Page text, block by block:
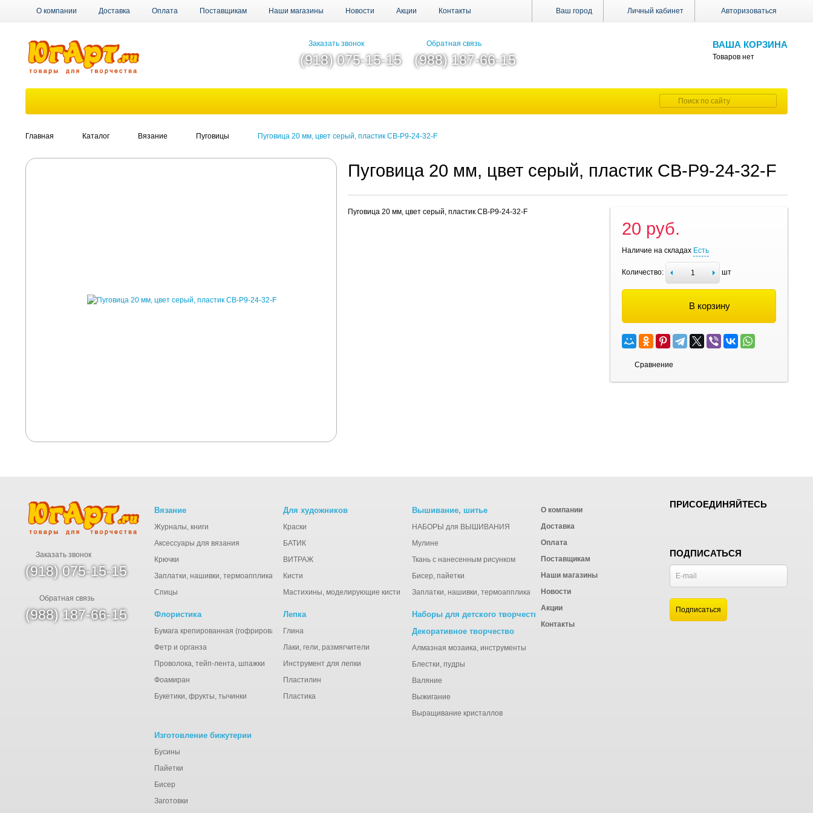
Ваш город Личный кабинет Авторизоваться
О компании Доставка Оплата Поставщикам Наши магазины Новости Акции Контакты
ВАША КОРЗИНА
Товаров нет
Заказать звонок
(918) 075-15-15
Обратная связь
(988) 187-66-15
Главная Каталог Вязание Пуговицы Пуговица 20 мм, цвет серый, пластик CB-P9-24-32-F
Пуговица 20 мм, цвет серый, пластик CB-P9-24-32-F
Пуговица 20 мм, цвет серый, пластик CB-P9-24-32-F
20 руб.
Наличие на складах Есть
Количество: шт
В корзину
Сравнение
Заказать звонок
(918) 075-15-15
Обратная связь
(988) 187-66-15
Вязание
Журналы, книги
Аксессуары для вязания
Крючки
Заплатки, нашивки, термоаппликации
Спицы
Для художников
Краски
БАТИК
ВИТРАЖ
Кисти
Мастихины, моделирующие кисти
Вышивание, шитье
НАБОРЫ для ВЫШИВАНИЯ
Мулине
Ткань с нанесенным рисунком
Бисер, пайетки
Заплатки, нашивки, термоаппликации
Флористика
Бумага крепированная (гофрированная), тишью
Фетр и органза
Проволока, тейп-лента, шпажки
Фоамиран
Букетики, фрукты, тычинки
Лепка
Глина
Лаки, гели, размягчители
Инструмент для лепки
Пластилин
Пластика
Наборы для детского творчества
Декоративное творчество
Алмазная мозаика, инструменты
Блестки, пудры
Валяние
Выжигание
Выращивание кристаллов
Изготовление бижутерии
Бусины
Пайетки
Бисер
Заготовки
О компании
Доставка
Оплата
Поставщикам
Наши магазины
Новости
Акции
Контакты
ПРИСОЕДИНЯЙТЕСЬ
ПОДПИСАТЬСЯ